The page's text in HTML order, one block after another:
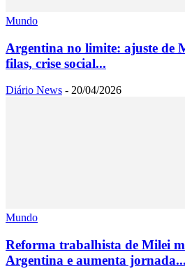
Mundo
Argentina no limite: ajuste de
filas, crise social...
Diário News - 20/04/2026
Mundo
Reforma trabalhista de Milei
Argentina e aumenta jornada...